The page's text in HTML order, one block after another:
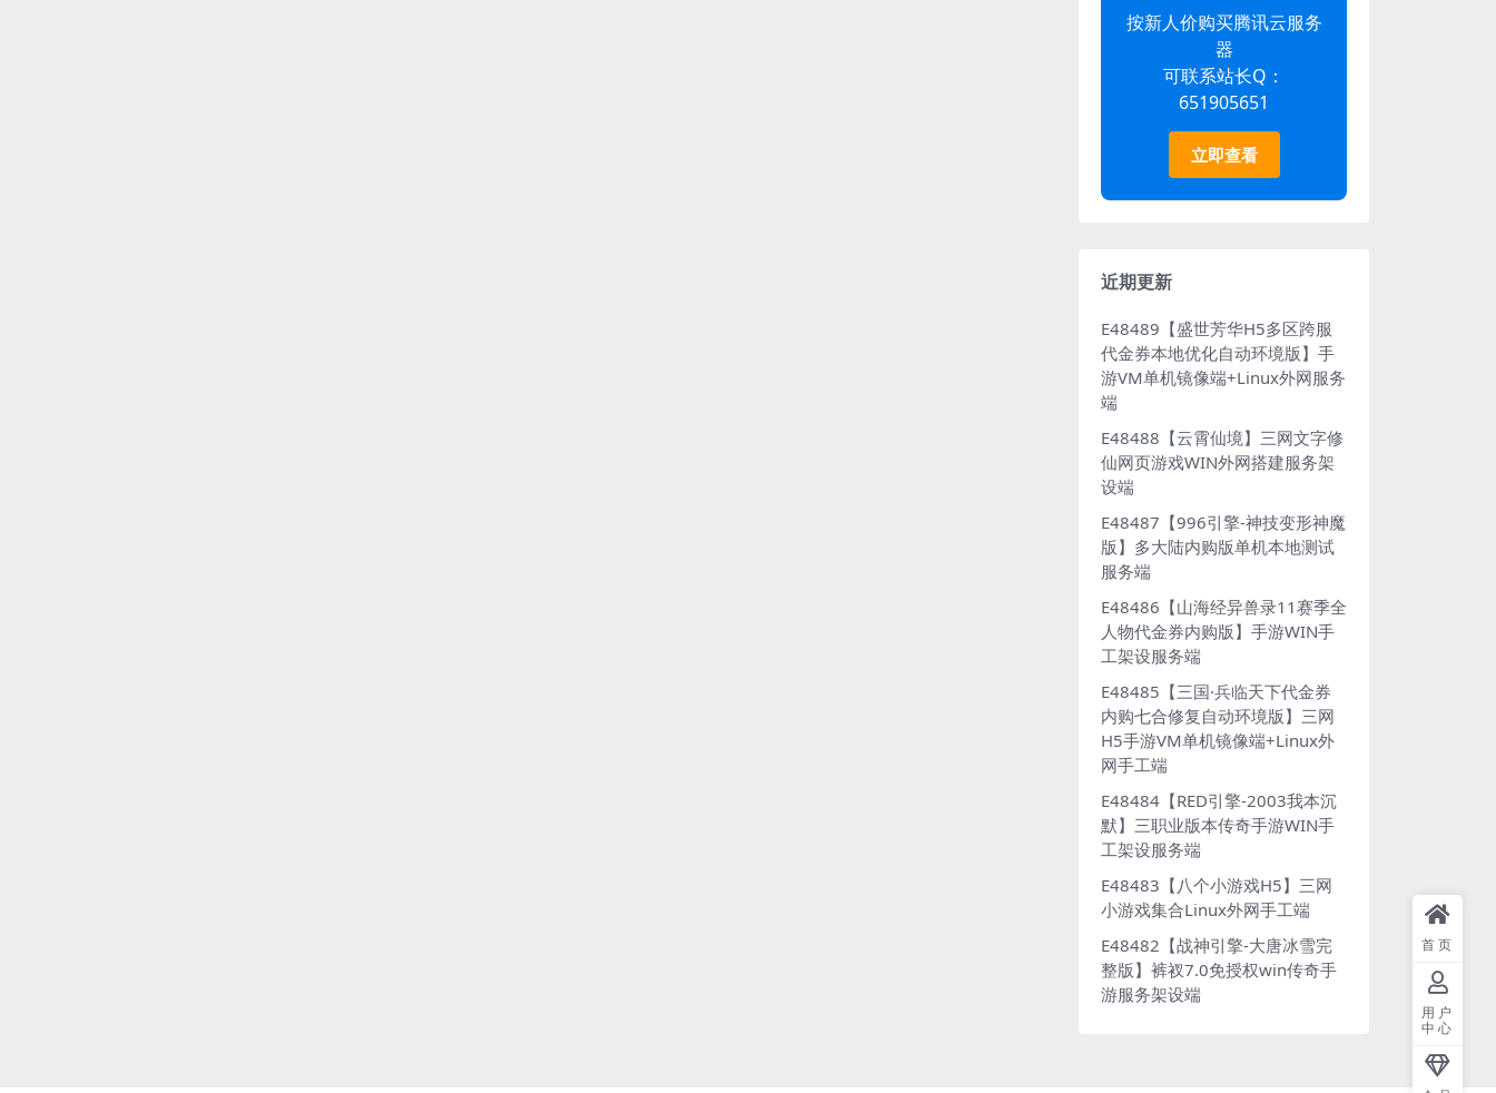
按新人价购买腾讯云服务
器
可联系站长Q：
651905651
立即查看
近期更新
E48489【盛世芳华H5多区跨服
代金券本地优化自动环境版】手
游VM单机镜像端+Linux外网服务
端
E48488【云霄仙境】三网文字修
仙网页游戏WIN外网搭建服务架
设端
E48487【996引擎-神技变形神魔
版】多大陆内购版单机本地测试
服务端
E48486【山海经异兽录11赛季全
人物代金券内购版】手游WIN手
工架设服务端
E48485【三国·兵临天下代金券
内购七合修复自动环境版】三网
H5手游VM单机镜像端+Linux外
网手工端
E48484【RED引擎-2003我本沉
默】三职业版本传奇手游WIN手
工架设服务端
E48483【八个小游戏H5】三网
小游戏集合Linux外网手工端
E48482【战神引擎-大唐冰雪完
整版】裤衩7.0免授权win传奇手
游服务架设端
首页
用户
中心